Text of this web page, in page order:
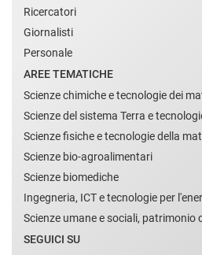
Ricercatori
Giornalisti
Personale
AREE TEMATICHE
Scienze chimiche e tecnologie dei
Scienze del sistema Terra e
Scienze fisiche e tecnologie della
Scienze bio-agroalimentari
Scienze biomediche
Ingegneria, ICT e tecnologie per
Scienze umane e sociali, patrimonio
SEGUICI SU